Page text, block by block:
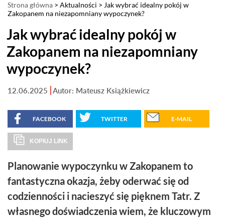
Strona główna > Aktualności > Jak wybrać idealny pokój w
Zakopanem na niezapomniany wypoczynek?
Jak wybrać idealny pokój w
Zakopanem na niezapomniany
wypoczynek?
12.06.2025 Autor: Mateusz Książkiewicz
FACEBOOK TWITTER E-MAIL
KOPIUJ LINK
Planowanie wypoczynku w Zakopanem to
fantastyczna okazja, żeby oderwać się od
codzienności i nacieszyć się pięknem Tatr. Z
własnego doświadczenia wiem, że kluczowym